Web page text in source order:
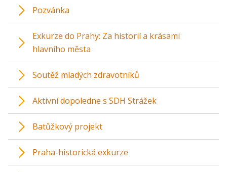
Pozvánka
Exkurze do Prahy: Za historií a krásami
hlavního města
Soutěž mladých zdravotníků
Aktivní dopoledne s SDH Strážek
Batůžkový projekt
Praha-historická exkurze